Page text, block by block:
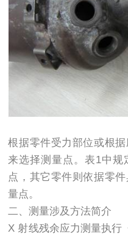
根据零件受力部位或根
来选择测量点。表1中规
点，其它零件则依据零
量点。
二、测量涉及方法简介
X 射线残余应力测量执行